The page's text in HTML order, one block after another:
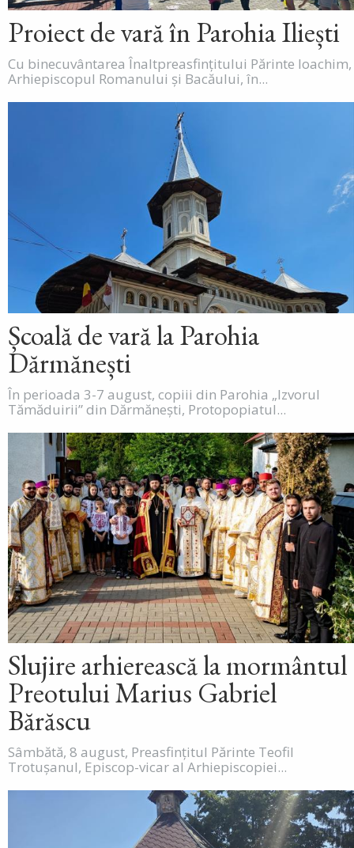
Proiect de vară în Parohia Iliești
Cu binecuvântarea Înaltpreasfințitului Părinte Ioachim,
Arhiepiscopul Romanului și Bacăului, în...
Școală de vară la Parohia
Dărmănești
În perioada 3-7 august, copiii din Parohia „Izvorul
Tămăduirii” din Dărmănești, Protopopiatul...
Slujire arhierească la mormântul
Preotului Marius Gabriel
Bărăscu
Sâmbătă, 8 august, Preasfințitul Părinte Teofil
Trotușanul, Episcop-vicar al Arhiepiscopiei...